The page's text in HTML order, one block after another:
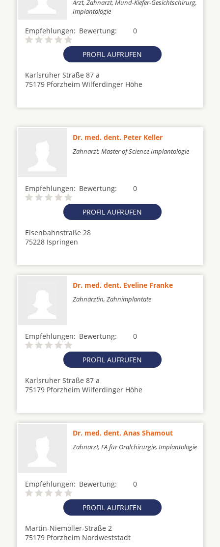
Arzt, Zahnarzt, Mund-Kiefer-Gesichtschirurg,
Implantologie
Empfehlungen: 0
Bewertung:
PROFIL AUFRUFEN
Karlsruher Straße 87 a
75179 Pforzheim Wilferdinger Höhe
Dr. med. dent. Peter Keller
Zahnarzt, Master of Science Implantologie
Empfehlungen: 0
Bewertung:
PROFIL AUFRUFEN
Eisenbahnstraße 28
75228 Ispringen
Dr. med. dent. Eveline Franke
Zahnärztin, Zahnimplantate
Empfehlungen: 0
Bewertung:
PROFIL AUFRUFEN
Karlsruher Straße 87 a
75179 Pforzheim Wilferdinger Höhe
Dr. med. dent. Anas Shamout
Zahnarzt, FA für Oralchirurgie, Implantologie
Empfehlungen: 0
Bewertung:
PROFIL AUFRUFEN
Martin-Niemöller-Straße 2
75179 Pforzheim Nordweststadt